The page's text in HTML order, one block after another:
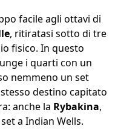
facile agli ottavi di
, ritiratasi sotto di tre
fisico. In questo
i quarti con un
nemmeno un set
destino capitato
anche la Rybakina,
a Indian Wells.